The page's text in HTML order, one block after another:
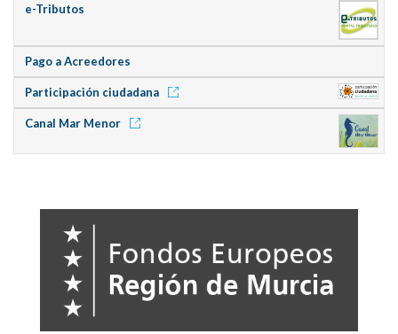
e-Tributos
Pago a Acreedores
Participación ciudadana
Canal Mar Menor